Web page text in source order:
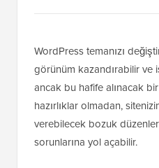
WordPress temanızı
görünüm kazandırabilir ve
ancak bu hafife alınacak
hazırlıklar olmadan,
verebilecek bozuk
sorunlarına yol açabilir.